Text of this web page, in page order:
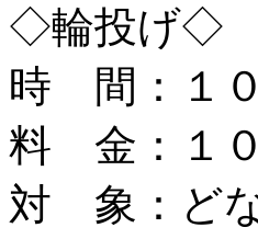
◇輪投げ◇
時 間：１
料 金：１
対 象：ど